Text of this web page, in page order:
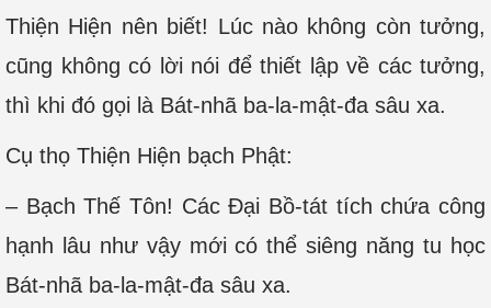
Thiện Hiện nên biết! Lúc nào không còn tưởng,
cũng không có lời nói để thiết lập về các tưởng,
thì khi đó gọi là Bát-nhã ba-la-mật-đa sâu xa.
Cụ thọ Thiện Hiện bạch Phật:
– Bạch Thế Tôn! Các Đại Bồ-tát tích chứa công
hạnh lâu như vậy mới có thể siêng năng tu học
Bát-nhã ba-la-mật-đa sâu xa.